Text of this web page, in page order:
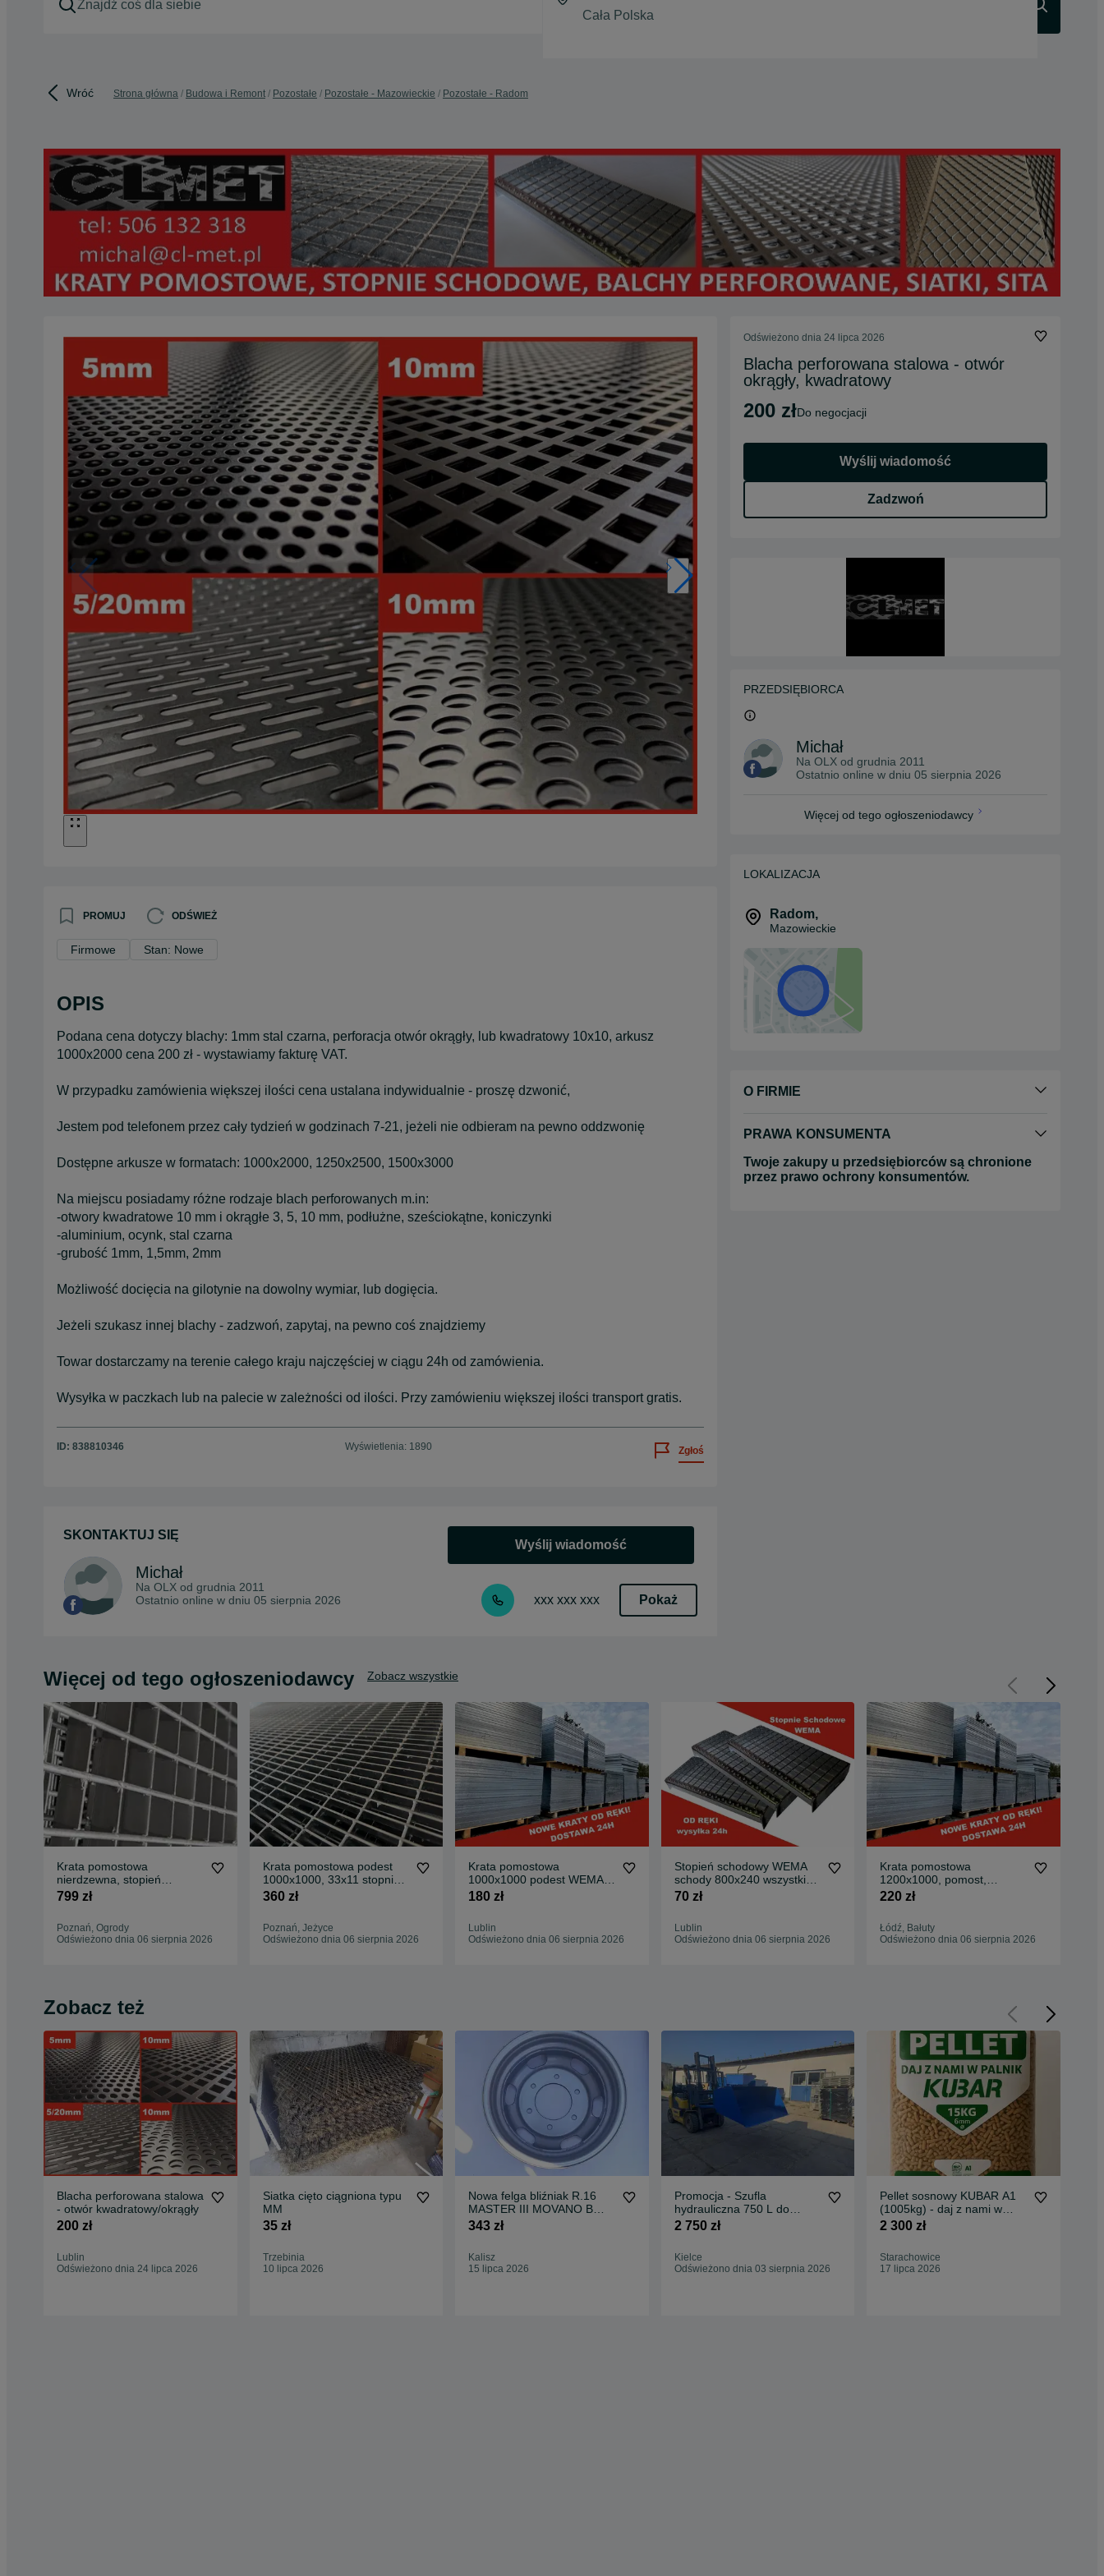
Wróć Strona główna Budowa i Remont Pozostałe Pozostałe - Mazowieckie Pozostałe - Radom
PROMUJ ODŚWIEŻ
Firmowe Stan: Nowe
OPIS
Podana cena dotyczy blachy: 1mm stal czarna, perforacja otwór okrągły, lub kwadratowy 10x10, arkusz
1000x2000 cena 200 zł - wystawiamy fakturę VAT.
W przypadku zamówienia większej ilości cena ustalana indywidualnie - proszę dzwonić,
Jestem pod telefonem przez cały tydzień w godzinach 7-21, jeżeli nie odbieram na pewno oddzwonię
Dostępne arkusze w formatach: 1000x2000, 1250x2500, 1500x3000
Na miejscu posiadamy różne rodzaje blach perforowanych m.in:
-otwory kwadratowe 10 mm i okrągłe 3, 5, 10 mm, podłużne, sześciokątne, koniczynki
-aluminium, ocynk, stal czarna
-grubość 1mm, 1,5mm, 2mm
Możliwość docięcia na gilotynie na dowolny wymiar, lub dogięcia.
Jeżeli szukasz innej blachy - zadzwoń, zapytaj, na pewno coś znajdziemy
Towar dostarczamy na terenie całego kraju najczęściej w ciągu 24h od zamówienia.
Wysyłka w paczkach lub na palecie w zależności od ilości. Przy zamówieniu większej ilości transport gratis.
ID: 838810346 Wyświetlenia: 1890 Zgłoś
SKONTAKTUJ SIĘ
Michał
Na OLX od grudnia 2011
Ostatnio online w dniu 05 sierpnia 2026
Wyślij wiadomość
xxx xxx xxx Pokaż
Odświeżono dnia 24 lipca 2026
Blacha perforowana stalowa - otwór
okrągły, kwadratowy
200 zł do negocjacji
Wyślij wiadomość
Zadzwoń
PRZEDSIĘBIORCA
Michał
Na OLX od grudnia 2011
Ostatnio online w dniu 05 sierpnia 2026
Więcej od tego ogłoszeniodawcy
LOKALIZACJA
Radom,
Mazowieckie
O FIRMIE
PRAWA KONSUMENTA
Twoje zakupy u przedsiębiorców są chronione
przez prawo ochrony konsumentów.
Więcej od tego ogłoszeniodawcy Zobacz wszystkie
Krata pomostowa
nierdzewna, stopień
nierdzewka, kwasówka
799 zł
Poznań, Ogrody
Odświeżono dnia 06 sierpnia 2026
Krata pomostowa podest
1000x1000, 33x11 stopnie
schodowe na wymiar
360 zł
Poznań, Jeżyce
Odświeżono dnia 06 sierpnia 2026
Krata pomostowa
1000x1000 podest WEMA
stopnie schodowe na
180 zł
Lublin
Odświeżono dnia 06 sierpnia 2026
Stopień schodowy WEMA
schody 800x240 wszystkie
rozmiary kraty pomostow
70 zł
Lublin
Odświeżono dnia 06 sierpnia 2026
Krata pomostowa
1200x1000, pomost,
stopień, WEMA wszystkie
220 zł
Łódź, Bałuty
Odświeżono dnia 06 sierpnia 2026
Zobacz też
Blacha perforowana stalowa
- otwór kwadratowy/okrągły
200 zł
Lublin
Odświeżono dnia 24 lipca 2026
Siatka cięto ciągniona typu
MM
35 zł
Trzebinia
10 lipca 2026
Nowa felga bliźniak R.16
MASTER III MOVANO B
Oryginał
343 zł
Kalisz
15 lipca 2026
Promocja - Szufla
hydrauliczna 750 L do
wózka widłowego
2 750 zł
Kielce
Odświeżono dnia 03 sierpnia 2026
Pellet sosnowy KUBAR A1
(1005kg) - daj z nami w
palnik!
2 300 zł
Starachowice
17 lipca 2026